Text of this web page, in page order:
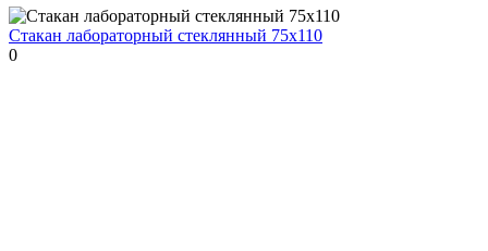
Стакан лабораторный стеклянный 75x110
0